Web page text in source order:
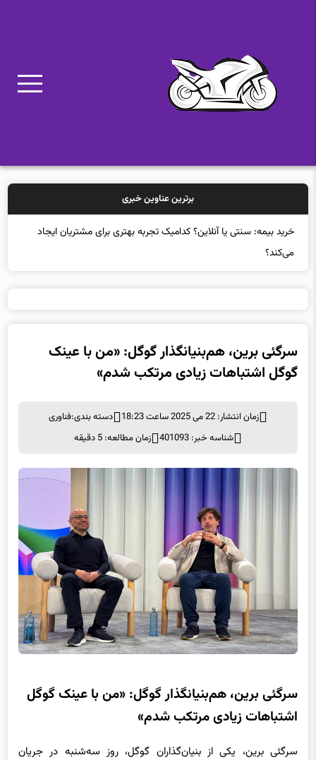
برترین عناوین خبری
خرید بیمه: سنتی یا آنلاین؟ کدامیک تجربه بهتری برای مشتریان ایجاد
می‌کند؟
سرگئی برین، هم‌بنیانگذار گوگل: «من با عینک
گوگل اشتباهات زیادی مرتکب شدم»
زمان انتشار: 22 می 2025 ساعت 18:23 دسته بندی:فناوری
شناسه خبر: 401093
زمان مطالعه: 5 دقیقه
سرگئی برین، هم‌بنیانگذار گوگل: «من با عینک گوگل
اشتباهات زیادی مرتکب شدم»
سرگئی برین، یکی از بنیان‌گذاران گوگل، روز سه‌شنبه در جریان